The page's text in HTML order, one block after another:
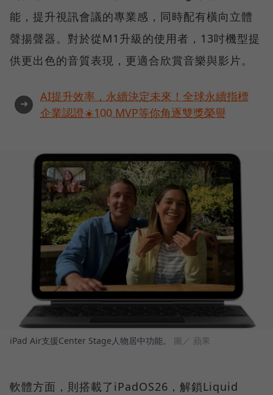
能，提升視訊會議的專業感，同時配有橫向立體
聲揚聲器。對於從M1升級的使用者，13吋機型提
供更出色的音質表現，更適合欣賞音樂與影片。
➜
AI提升效率，永續決定未來！全球永續指標
企業認證☀️100 MVP等你角逐雙獎榮譽
iPad Air支援Center Stage人物居中功能。 圖／ 蘋果
軟體方面，則搭載了iPadOS26，解鎖Liquid